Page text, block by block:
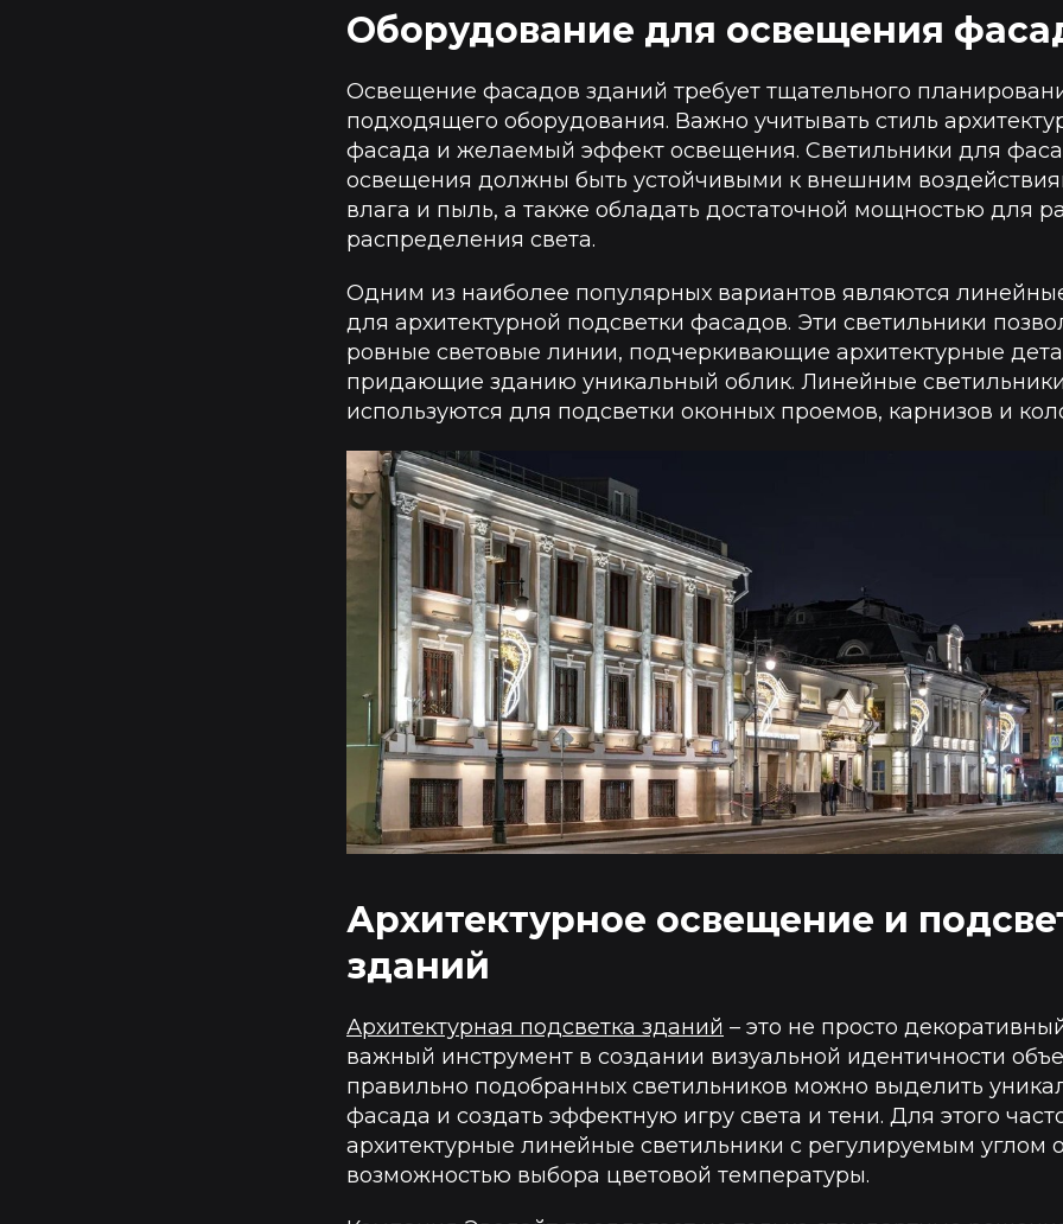
Оборудование для освещения
Освещение фасадов зданий требует тщательного
подходящего оборудования. Важно учитывать стиль
фасада и желаемый эффект освещения. Светильники для
освещения должны быть устойчивыми к внешним
влага и пыль, а также обладать достаточной мощностью для
распределения света.
Одним из наиболее популярных вариантов являются
для архитектурной подсветки фасадов. Эти светильники
ровные световые линии, подчеркивающие архитектурные
придающие зданию уникальный облик. Линейные
используются для подсветки оконных проемов, карнизов и
Архитектурное освещение и
зданий
Архитектурная подсветка зданий – это не просто
важный инструмент в создании визуальной идентичности
правильно подобранных светильников можно выделить
фасада и создать эффектную игру света и тени. Для этого
архитектурные линейные светильники с регулируемым углом
возможностью выбора цветовой температуры.